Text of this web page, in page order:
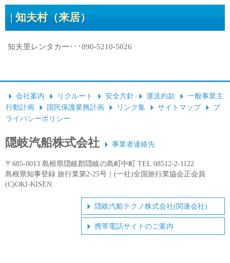
知夫村（来居）
知夫里レンタカー･･･090-5210-5026
会社案内 リクルート 安全方針 運送約款
一般事業主
行動計画
国民保護業務計画 リンク集 サイトマップ
プ
ライバシーポリシー
隠岐汽船株式会社 事業者連絡先
〒685-0013 島根県隠岐郡隠岐の島町中町 TEL:08512-2-1122
島根県知事登録 旅行業第2-25号｜(一社)全国旅行業協会正会員
(C)OKI-KISEN.
隠岐汽船テクノ株式会社(関連会社)
携帯電話サイトのご案内